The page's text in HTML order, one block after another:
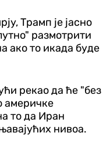
Трамп је јасно
размотрити
ако то икада буде
рекао да ће "без
америчке
то да Иран
нивоа.